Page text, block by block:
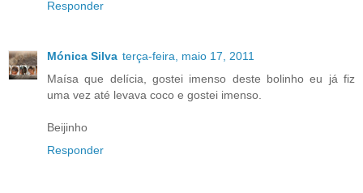
Responder
Mónica Silva terça-feira, maio 17, 2011
Maísa que delícia, gostei imenso deste bolinho eu já fiz
uma vez até levava coco e gostei imenso.
Beijinho
Responder